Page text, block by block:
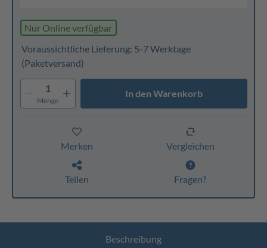
Nur Online verfügbar
Voraussichtliche Lieferung: 5-7 Werktage
(Paketversand)
1
Menge
In den Warenkorb
Merken Vergleichen
Teilen Fragen?
Beschreibung